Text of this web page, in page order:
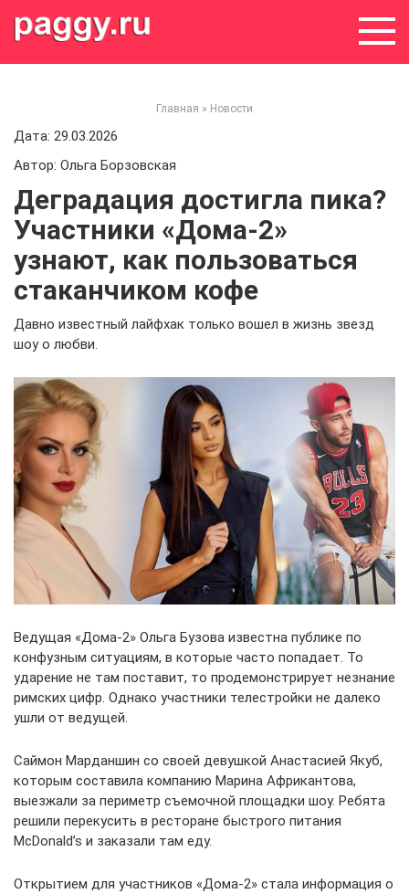
Главная » Новости
Дата: 29.03.2026
Автор: Ольга Борзовская
Деградация достигла пика?
Участники «Дома-2»
узнают, как пользоваться
стаканчиком кофе
Давно известный лайфхак только вошел в жизнь звезд
шоу о любви.
Ведущая «Дома-2» Ольга Бузова известна публике по
конфузным ситуациям, в которые часто попадает. То
ударение не там поставит, то продемонстрирует незнание
римских цифр. Однако участники телестройки не далеко
ушли от ведущей.
Саймон Марданшин со своей девушкой Анастасией Якуб,
которым составила компанию Марина Африкантова,
выезжали за периметр съемочной площадки шоу. Ребята
решили перекусить в ресторане быстрого питания
McDonald’s и заказали там еду.
Открытием для участников «Дома-2» стала информация о